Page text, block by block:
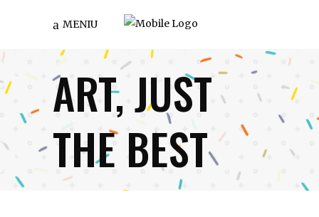
MENIU
ART, JUST
THE BEST